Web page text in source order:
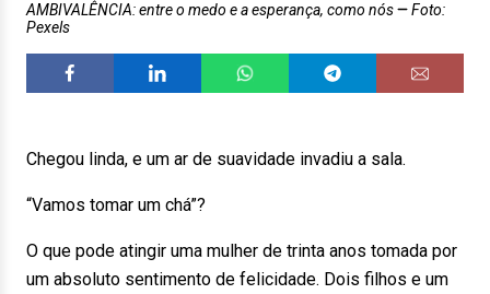
AMBIVALÊNCIA: entre o medo e a esperança, como nós
Foto:
Pexels
Chegou linda, e um ar de suavidade invadiu a sala.
“Vamos tomar um chá”?
O que pode atingir uma mulher de trinta anos tomada por
um absoluto sentimento de felicidade. Dois filhos e um